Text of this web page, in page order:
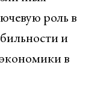
роль в
и
в